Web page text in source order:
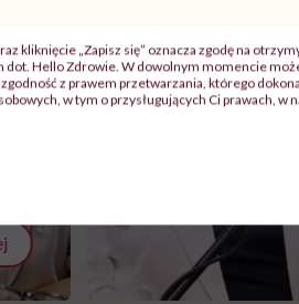
kliknięcie „Zapisz się” oznacza zgodę na
dot. Hello Zdrowie. W dowolnym momencie
zgodność z prawem przetwarzania, którego
w tym o przysługujących Ci prawach, w